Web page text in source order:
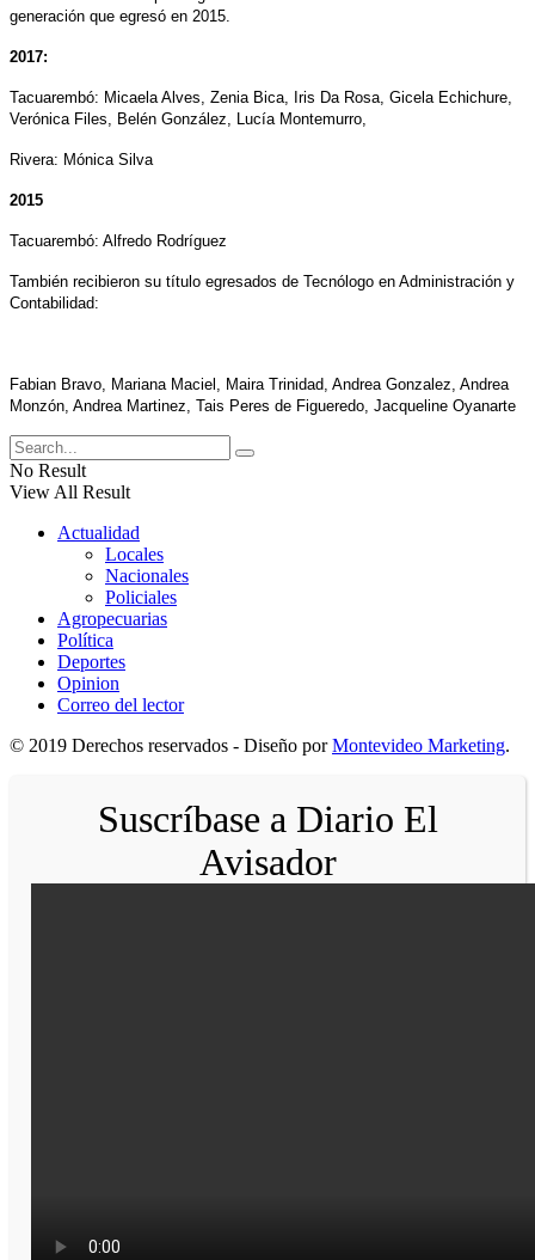
generación que egresó en 2015.
2017:
Tacuarembó: Micaela Alves, Zenia Bica, Iris Da Rosa, Gicela Echichure,
Verónica Files, Belén González, Lucía Montemurro,
Rivera: Mónica Silva
2015
Tacuarembó: Alfredo Rodríguez
También recibieron su título egresados de Tecnólogo en Administración y
Contabilidad:
Fabian Bravo, Mariana Maciel, Maira Trinidad, Andrea Gonzalez, Andrea
Monzón, Andrea Martinez, Tais Peres de Figueredo, Jacqueline Oyanarte
No Result
View All Result
Actualidad
Locales
Nacionales
Policiales
Agropecuarias
Política
Deportes
Opinion
Correo del lector
© 2019 Derechos reservados - Diseño porMontevideo Marketing.
Suscríbase a Diario El
Avisador